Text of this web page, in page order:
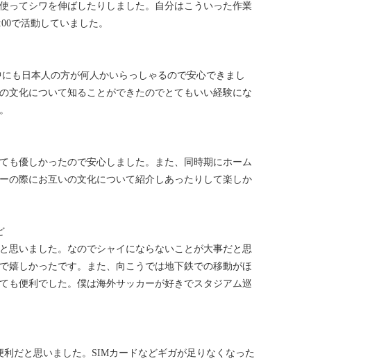
ってシワを伸ばしたりしました。自分はこういった作業
で活動していました。
も日本人の方が何人かいらっしゃるので安心できまし
文化について知ることができたのでとてもいい経験にな
も優しかったので安心しました。また、同時期にホーム
の際にお互いの文化について紹介しあったりして楽しか
思いました。なのでシャイにならないことが大事だと思
嬉しかったです。また、向こうでは地下鉄での移動がほ
も便利でした。僕は海外サッカーが好きでスタジアム巡
だと思いました。SIMカードなどギガが足りなくなった